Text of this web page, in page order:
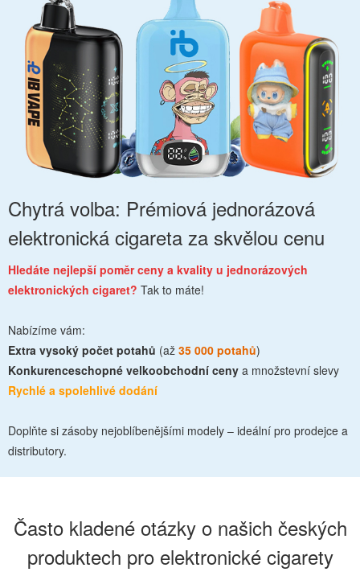
Chytrá volba: Prémiová jednorázová
elektronická cigareta za skvělou cenu
Hledáte nejlepší poměr ceny a kvality u jednorázových
elektronických cigaret? Tak to máte!
Nabízíme vám:
Extra vysoký počet potahů (až 35 000 potahů)
Konkurenceschopné velkoobchodní ceny a množstevní slevy
Rychlé a spolehlivé dodání
Doplňte si zásoby nejoblíbenějšími modely – ideální pro prodejce a
distributory.
Často kladené otázky o našich českých
produktech pro elektronické cigarety